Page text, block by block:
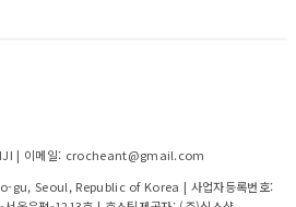
| 이메일: crocheant@gmail.com
Seoul, Republic of Korea | 사업자등록번호: